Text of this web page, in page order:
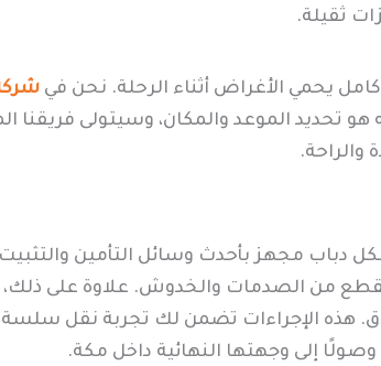
ثقيلة.
يحمي الأغراض أثناء الرحلة. نحن في
تحديد الموعد والمكان، وسيتولى فريقنا
والراحة.
دباب مجهز بأحدث وسائل التأمين
من الصدمات والخدوش. علاوة على ذلك،
هذه الإجراءات تضمن لك تجربة نقل سلسة
إلى وجهتها النهائية داخل مكة.